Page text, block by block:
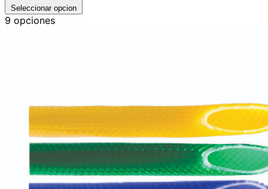
Seleccionar opcion
9 opciones